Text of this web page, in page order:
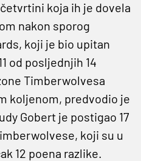
koja ih je dovela
nakon sporog
koji je bio upitan
od posljednjih 14
Timberwolvesa
koljenom, predvodio je
Gobert je postigao 17
koji su u
12 poena razlike.